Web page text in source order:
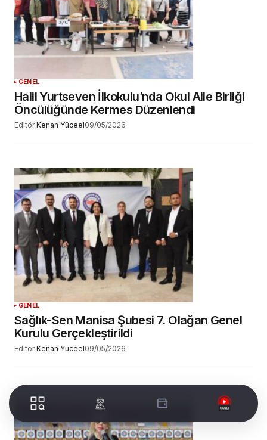
GENEL
Halil Yurtseven İlkokulu’nda Okul Aile Birliği
Öncülüğünde Kermes Düzenlendi
Editör Kenan Yüceel09/05/2026
GENEL
Sağlık-Sen Manisa Şubesi 7. Olağan Genel
Kurulu Gerçekleştirildi
Editör Kenan Yüceel09/05/2026